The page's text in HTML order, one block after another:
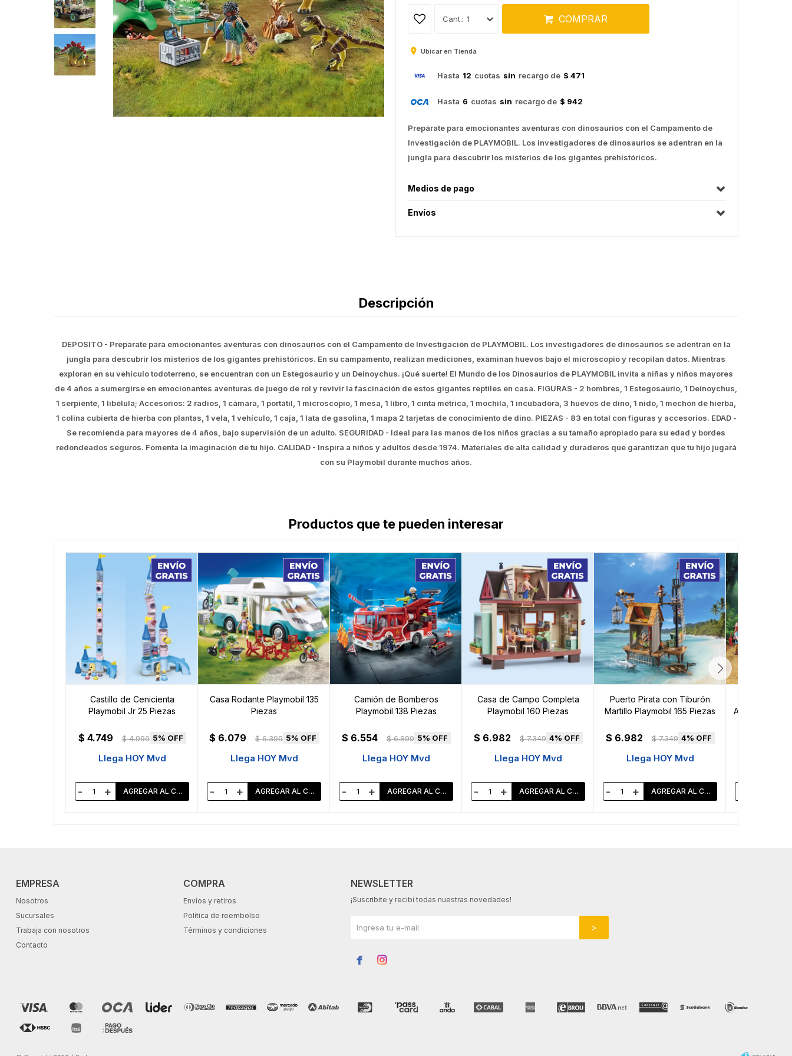
1 COMPRAR
Ubicar en Tienda
Hasta 12 cuotas sin recargo de $ 471
Hasta 6 cuotas sin recargo de $ 942
Prepárate para emocionantes aventuras con dinosaurios con el Campamento de
Investigación de PLAYMOBIL. Los investigadores de dinosaurios se adentran en la
jungla para descubrir los misterios de los gigantes prehistóricos.
Medios de pago
Envíos
Descripción
DEPOSITO - Prepárate para emocionantes aventuras con dinosaurios con el Campamento de Investigación de PLAYMOBIL. Los investigadores de dinosaurios se adentran en la
jungla para descubrir los misterios de los gigantes prehistóricos. En su campamento, realizan mediciones, examinan huevos bajo el microscopio y recopilan datos. Mientras
exploran en su vehículo todoterreno, se encuentran con un Estegosaurio y un Deinoychus. ¡Qué suerte! El Mundo de los Dinosaurios de PLAYMOBIL invita a niñas y niños mayores
de 4 años a sumergirse en emocionantes aventuras de juego de rol y revivir la fascinación de estos gigantes reptiles en casa. FIGURAS - 2 hombres, 1 Estegosaurio, 1 Deinoychus,
1 serpiente, 1 libélula; Accesorios: 2 radios, 1 cámara, 1 portátil, 1 microscopio, 1 mesa, 1 libro, 1 cinta métrica, 1 mochila, 1 incubadora, 3 huevos de dino, 1 nido, 1 mechón de hierba,
1 colina cubierta de hierba con plantas, 1 vela, 1 vehículo, 1 caja, 1 lata de gasolina, 1 mapa 2 tarjetas de conocimiento de dino. PIEZAS - 83 en total con figuras y accesorios. EDAD -
Se recomienda para mayores de 4 años, bajo supervisión de un adulto. SEGURIDAD - Ideal para las manos de los niños gracias a su tamaño apropiado para su edad y bordes
redondeados seguros. Fomenta la imaginación de tu hijo. CALIDAD - Inspira a niños y adultos desde 1974. Materiales de alta calidad y duraderos que garantizan que tu hijo jugará
con su Playmobil durante muchos años.
Productos que te pueden interesar
Castillo de Cenicienta
Playmobil Jr 25 Piezas
$ 4.749 $ 4.999 5
Llega HOY Mvd
- +
Casa Rodante Playmobil 135
Piezas
$ 6.079 $ 6.399 5
Llega HOY Mvd
- +
Camión de Bomberos
Playmobil 138 Piezas
$ 6.554 $ 6.899 5
Llega HOY Mvd
- +
Casa de Campo Completa
Playmobil 160 Piezas
$ 6.982 $ 7.349 4
Llega HOY Mvd
- +
Puerto Pirata con Tiburón
Martillo Playmobil 165 Piezas
$ 6.982 $ 7.349 4
Llega HOY Mvd
- +
EMPRESA
Nosotros
Sucursales
Trabaja con nosotros
Contacto
COMPRA
Envíos y retiros
Política de reembolso
Términos y condiciones
NEWSLETTER
¡Suscribite y recibí todas nuestras novedades!
 